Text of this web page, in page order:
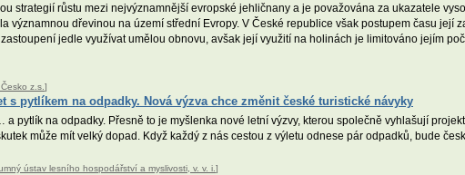
strategií růstu mezi nejvýznamnější evropské jehličnany a je považována za ukazatele
významnou dřevinou na území střední Evropy. V České republice však postupem času její
jedle využívat umělou obnovu, avšak její využití na holinách je limitováno jejím
z.s. ]
s pytlíkem na odpadky. Nová výzva chce změnit české turistické návyky
pytlík na odpadky. Přesně to je myšlenka nové letní výzvy, kterou společně vyhlašují
může mít velký dopad. Když každý z nás cestou z výletu odnese pár odpadků, bude
ústav lesního hospodářství a myslivosti, v. v. i. ]